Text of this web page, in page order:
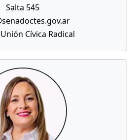
Salta 545
Cívica Radical